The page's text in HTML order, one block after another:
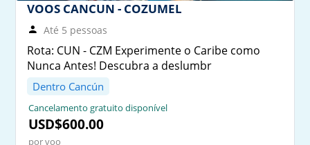
VOOS CANCUN - COZUMEL
Até 5 pessoas
Rota: CUN - CZM Experimente o Caribe como
Nunca Antes! Descubra a deslumbr
Dentro Cancún
Cancelamento gratuito disponível
USD$600.00
por voo